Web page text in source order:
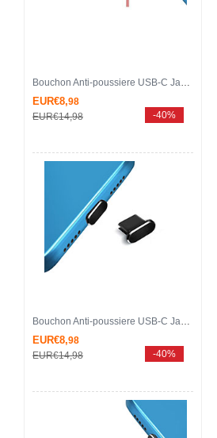
Bouchon Anti-poussiere USB-C Jack Type-C Universel H15 pour Apple iPhone 15 Pro Rouge
EUR€8,98
EUR€14,98 -40%
Bouchon Anti-poussiere USB-C Jack Type-C Universel H14 pour Apple iPhone 15 Pro Noir
EUR€8,98
EUR€14,98 -40%